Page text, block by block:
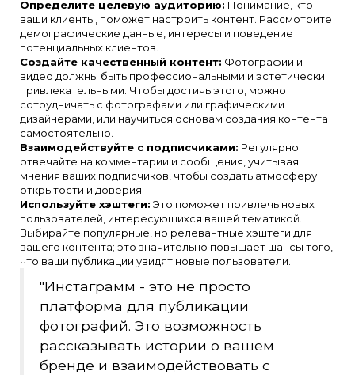
Определите целевую аудиторию: Понимание, кто
ваши клиенты, поможет настроить контент. Рассмотрите
демографические данные, интересы и поведение
потенциальных клиентов.
Создайте качественный контент: Фотографии и
видео должны быть профессиональными и эстетически
привлекательными. Чтобы достичь этого, можно
сотрудничать с фотографами или графическими
дизайнерами, или научиться основам создания контента
самостоятельно.
Взаимодействуйте с подписчиками: Регулярно
отвечайте на комментарии и сообщения, учитывая
мнения ваших подписчиков, чтобы создать атмосферу
открытости и доверия.
Используйте хэштеги: Это поможет привлечь новых
пользователей, интересующихся вашей тематикой.
Выбирайте популярные, но релевантные хэштеги для
вашего контента; это значительно повышает шансы того,
что ваши публикации увидят новые пользователи.
"Инстаграмм - это не просто
платформа для публикации
фотографий. Это возможность
рассказывать истории о вашем
бренде и взаимодействовать с